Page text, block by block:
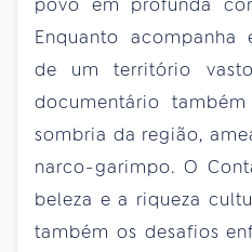
povo em profunda
Enquanto acompanha
de um território
documentário
sombria da região,
narco-garimpo. O
beleza e a riqueza
também os desafios